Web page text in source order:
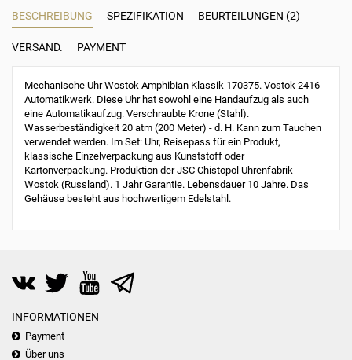
BESCHREIBUNG SPEZIFIKATION BEURTEILUNGEN (2)
VERSAND. PAYMENT
Mechanische Uhr Wostok Amphibian Klassik 170375. Vostok 2416
Automatikwerk. Diese Uhr hat sowohl eine Handaufzug als auch
eine Automatikaufzug. Verschraubte Krone (Stahl).
Wasserbeständigkeit 20 atm (200 Meter) - d. H. Kann zum Tauchen
verwendet werden. Im Set: Uhr, Reisepass für ein Produkt,
klassische Einzelverpackung aus Kunststoff oder
Kartonverpackung. Produktion der JSC Chistopol Uhrenfabrik
Wostok (Russland). 1 Jahr Garantie. Lebensdauer 10 Jahre. Das
Gehäuse besteht aus hochwertigem Edelstahl.
INFORMATIONEN
Payment
Über uns